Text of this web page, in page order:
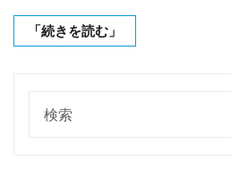
「続きを読む」